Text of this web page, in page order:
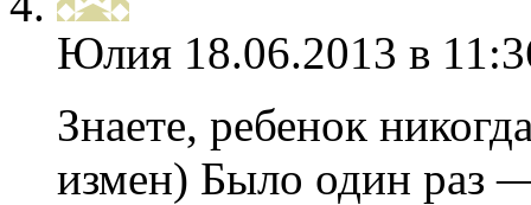
Юлия 18.06.2013 в
Знаете, ребенок
измен) Было один раз